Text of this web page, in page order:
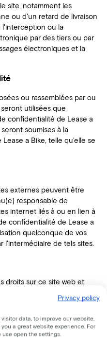
site, notamment les
ou d'un retard de livraison
l'interception ou la
par des tiers ou par
électroniques et la
ou rassemblées par ou
utilisées que
confidentialité de Lease a
soumises à la
a Bike, telle qu'elle se
externes peuvent être
responsable de
internet liés à ou en lien à
confidentialité de Lease a
quelconque de vos
l'intermédiaire de tels sites.
droits sur ce site web et
de BMS. Les
personnelle, par
Toute autre forme
Privacy policy
data, to improve our website,
a great website experience. For
open the settings.